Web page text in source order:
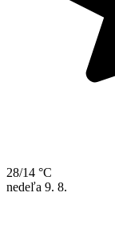
28/14 °C
nedeľa 9. 8.